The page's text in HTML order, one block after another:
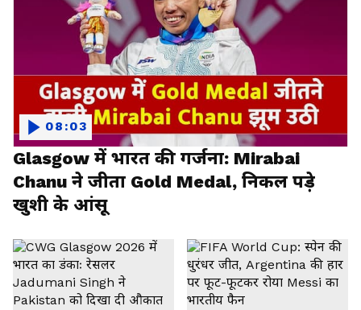
Glasgow में भारत की गर्जना: Mirabai
Chanu ने जीता Gold Medal, निकल पड़े
खुशी के आंसू
08:03